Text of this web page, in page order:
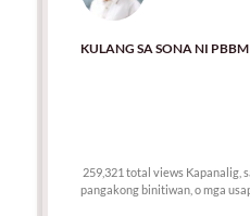
KULANG SA SONA NI PBBM
259,321 total views Kapanalig,
pangakong binitiwan, o mga